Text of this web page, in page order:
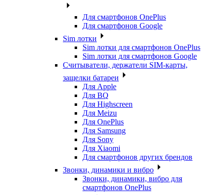
Для смартфонов OnePlus
Для смартфонов Google
Sim лотки
Sim лотки для смартфонов OnePlus
Sim лотки для смартфонов Google
Считыватели, держатели SIM-карты,
защелки батареи
Для Apple
Для BQ
Для Highscreen
Для Meizu
Для OnePlus
Для Samsung
Для Sony
Для Xiaomi
Для смартфонов других брендов
Звонки, динамики и вибро
Звонки, динамики, вибро для
смартфонов OnePlus